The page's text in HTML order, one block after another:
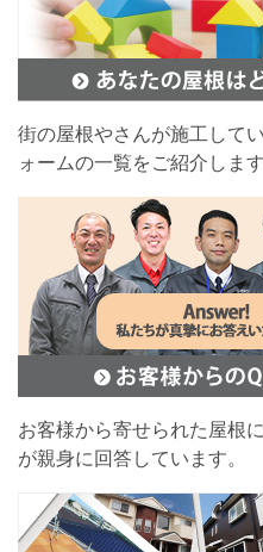
街の屋根やさんが施工して
ォームの一覧をご紹介します
お客様から寄せられた屋根
が親身に回答しています。